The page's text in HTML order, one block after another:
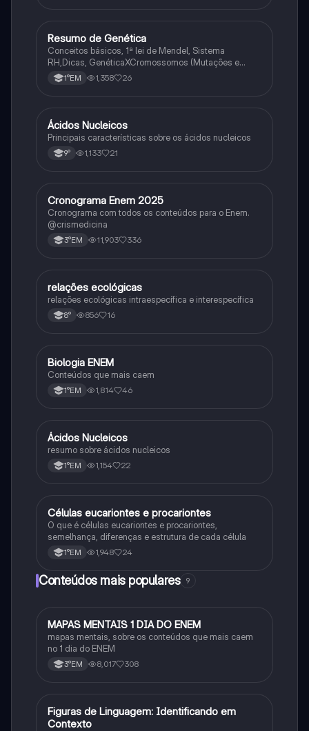
Biologia
Resumo de Genética
Conceitos básicos, 1ª lei de Mendel, Sistema
RH,Dicas, GenéticaXCromossomos (Mutações e
Variações Genéticas).
1°EM 1,358 26
Biologia
Ácidos Nucleicos
Principais características sobre os ácidos nucleicos
9° 1,133 21
Matematica
Cronograma Enem 2025
Cronograma com todos os conteúdos para o Enem.
@crismedicina
3°EM 11,903 336
Biologia
relações ecológicas
relações ecológicas intraespecífica e interespecífica
8° 856 16
Ciência
Biologia ENEM
Conteúdos que mais caem
1°EM 1,814 46
Biologia
Ácidos Nucleicos
resumo sobre ácidos nucleicos
1°EM 1,154 22
Biologia
Células eucariontes e procariontes
O que é células eucariontes e procariontes,
semelhança, diferenças e estrutura de cada célula
1°EM 1,948 24
Conteúdos mais populares 9
Português
MAPAS MENTAIS 1 DIA DO ENEM
mapas mentais, sobre os conteúdos que mais caem
no 1 dia do ENEM
3°EM 8,017 308
FPortuguês
Figuras de Linguagem: Identificando em
Contexto